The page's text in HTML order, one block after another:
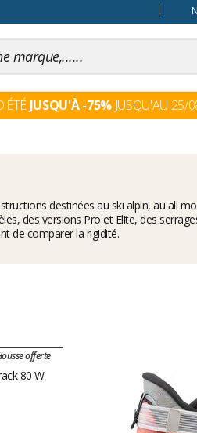
JUSQU'À -75%JUSQU'AU 25/
destinées au ski alpin, au all
des versions Pro et Elite, des
de comparer la rigidité.
offerte